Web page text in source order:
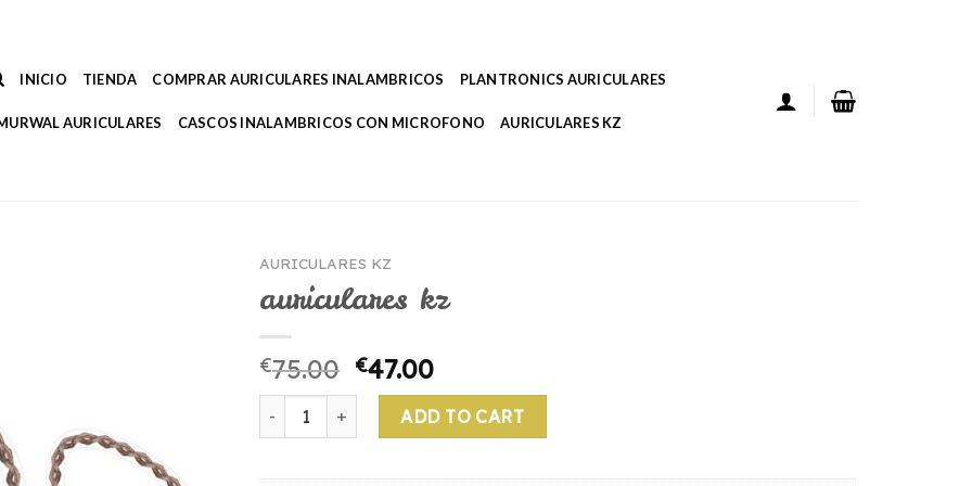
INICIO TIENDA COMPRAR AURICULARES INALAMBRICOS PLANTRONICS AURICULARES
AURICULARES CASCOS INALAMBRICOS CON MICROFONO AURICULARES KZ
AURICULARES KZ
auriculares kz
€75.00 €47.00
auriculares kz quantityADD TO CART